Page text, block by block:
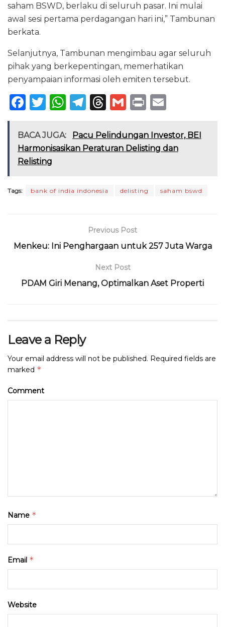
saham BSWD, berlaku di seluruh pasar. Ini mulai
awal sesi pertama perdagangan hari ini,” Tambunan
berkata.
Selanjutnya, Tambunan mengimbau agar seluruh
pihak yang berkepentingan, memerhatikan
penyampaian informasi oleh emiten tersebut.
F
c
e
b
o
T
it
te
r
W
a
ts
p
T
e
g
T
re
a
G
ai
l
P
n
t
ai
l
BACA JUGA:
Pacu Pelindungan Investor, BEI
Harmonisasikan Peraturan Delisting dan
Relisting
Tags: bank of india indonesia delisting saham bswd
Previous Post
Menkeu: Ini Penghargaan untuk 257 Juta Warga
Next Post
PDAM Giri Menang, Optimalkan Aset Properti
Leave a Reply
Your email address will not be published. Required fields are
marked *
Comment
Name *
Email *
Website